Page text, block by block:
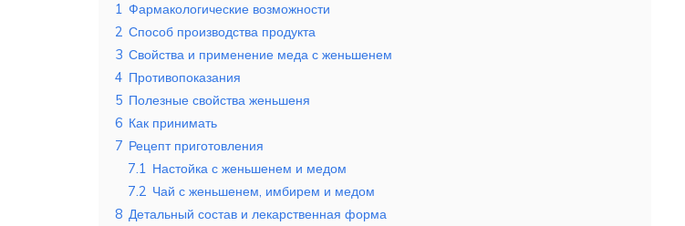
1 Фармакологические возможности
2 Способ производства продукта
3 Свойства и применение меда с женьшенем
4 Противопоказания
5 Полезные свойства женьшеня
6 Как принимать
7 Рецепт приготовления
7.1 Настойка с женьшенем и медом
7.2 Чай с женьшенем, имбирем и медом
8 Детальный состав и лекарственная форма